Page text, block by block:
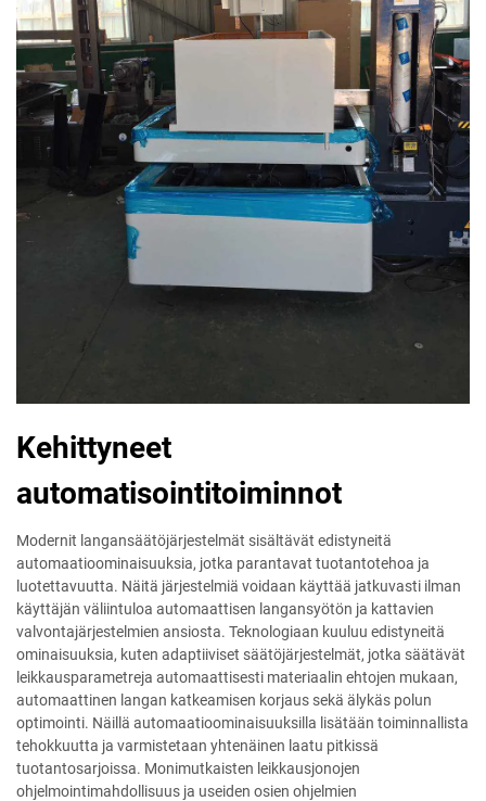
Kehittyneet
automatisointitoiminnot
Modernit langansäätöjärjestelmät sisältävät edistyneitä
automaatioominaisuuksia, jotka parantavat tuotantotehoa ja
luotettavuutta. Näitä järjestelmiä voidaan käyttää jatkuvasti ilman
käyttäjän väliintuloa automaattisen langansyötön ja kattavien
valvontajärjestelmien ansiosta. Teknologiaan kuuluu edistyneitä
ominaisuuksia, kuten adaptiiviset säätöjärjestelmät, jotka säätävät
leikkausparametreja automaattisesti materiaalin ehtojen mukaan,
automaattinen langan katkeamisen korjaus sekä älykäs polun
optimointi. Näillä automaatioominaisuuksilla lisätään toiminnallista
tehokkuutta ja varmistetaan yhtenäinen laatu pitkissä
tuotantosarjoissa. Monimutkaisten leikkausjonojen
ohjelmointimahdollisuus ja useiden osien ohjelmien